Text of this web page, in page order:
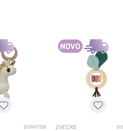
DOR47328 ZVECKE